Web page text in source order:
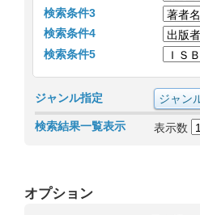
検索条件3
検索条件4
検索条件5
ジャンル指定
検索結果一覧表示 表示数
オプション